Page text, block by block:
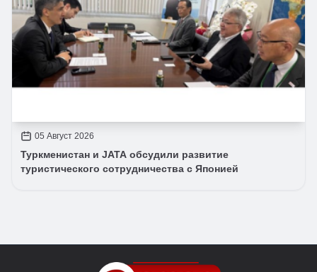
05 Август 2026
Туркменистан и JATA обсудили развитие
туристического сотрудничества с Японией